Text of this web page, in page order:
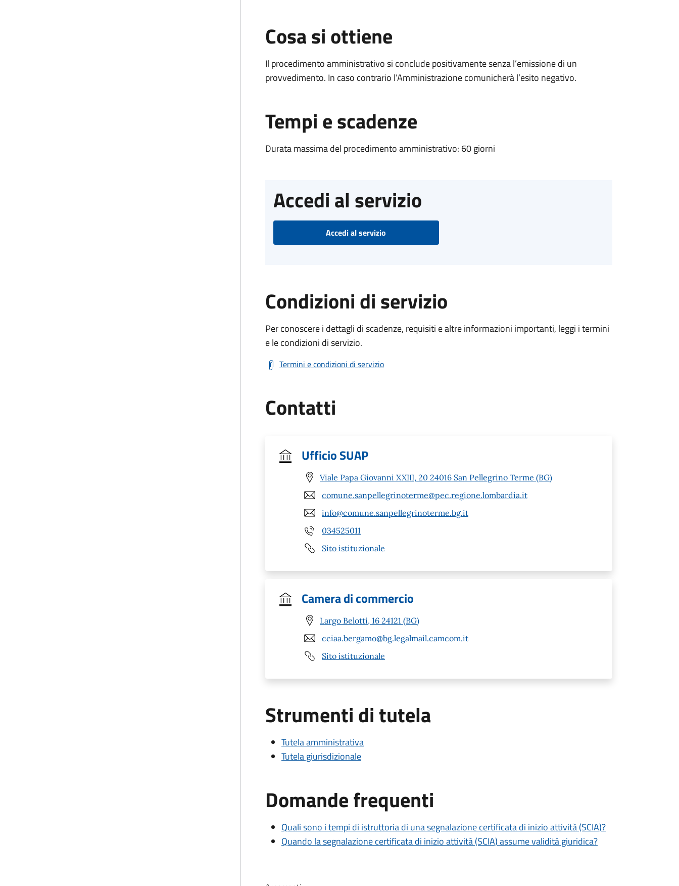
Cosa si ottiene
Il procedimento amministrativo si conclude positivamente senza l’emissione di un
provvedimento. In caso contrario l’Amministrazione comunicherà l’esito negativo.
Tempi e scadenze
Durata massima del procedimento amministrativo: 60 giorni
Accedi al servizio
Accedi al servizio
Condizioni di servizio
Per conoscere i dettagli di scadenze, requisiti e altre informazioni importanti, leggi i termini
e le condizioni di servizio.
Termini e condizioni di servizio
Contatti
Ufficio SUAP
Viale Papa Giovanni XXIII, 20 24016 San Pellegrino Terme (BG)
comune.sanpellegrinoterme@pec.regione.lombardia.it
info@comune.sanpellegrinoterme.bg.it
034525011
Sito istituzionale
Camera di commercio
Largo Belotti, 16 24121 (BG)
cciaa.bergamo@bg.legalmail.camcom.it
Sito istituzionale
Strumenti di tutela
Tutela amministrativa
Tutela giurisdizionale
Domande frequenti
Quali sono i tempi di istruttoria di una segnalazione certificata di inizio attività (SCIA)?
Quando la segnalazione certificata di inizio attività (SCIA) assume validità giuridica?